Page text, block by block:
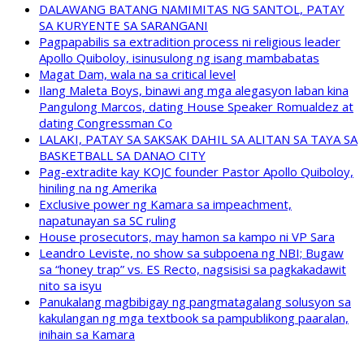
DALAWANG BATANG NAMIMITAS NG SANTOL, PATAY
SA KURYENTE SA SARANGANI
Pagpapabilis sa extradition process ni religious leader
Apollo Quiboloy, isinusulong ng isang mambabatas
Magat Dam, wala na sa critical level
Ilang Maleta Boys, binawi ang mga alegasyon laban kina
Pangulong Marcos, dating House Speaker Romualdez at
dating Congressman Co
LALAKI, PATAY SA SAKSAK DAHIL SA ALITAN SA TAYA SA
BASKETBALL SA DANAO CITY
Pag-extradite kay KOJC founder Pastor Apollo Quiboloy,
hiniling na ng Amerika
Exclusive power ng Kamara sa impeachment,
napatunayan sa SC ruling
House prosecutors, may hamon sa kampo ni VP Sara
Leandro Leviste, no show sa subpoena ng NBI; Bugaw
sa “honey trap” vs. ES Recto, nagsisisi sa pagkakadawit
nito sa isyu
Panukalang magbibigay ng pangmatagalang solusyon sa
kakulangan ng mga textbook sa pampublikong paaralan,
inihain sa Kamara